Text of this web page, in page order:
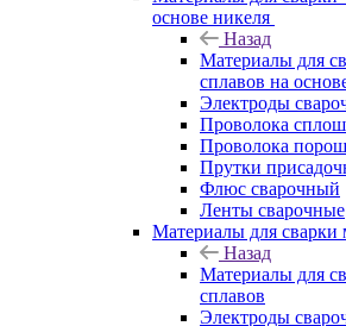
основе никеля
Назад
Материалы для
сплавов на
Электроды
Проволока
Проволока
Прутки
Флюс сварочный
Ленты сварочные
Материалы для сварки
Назад
Материалы для
сплавов
Электроды